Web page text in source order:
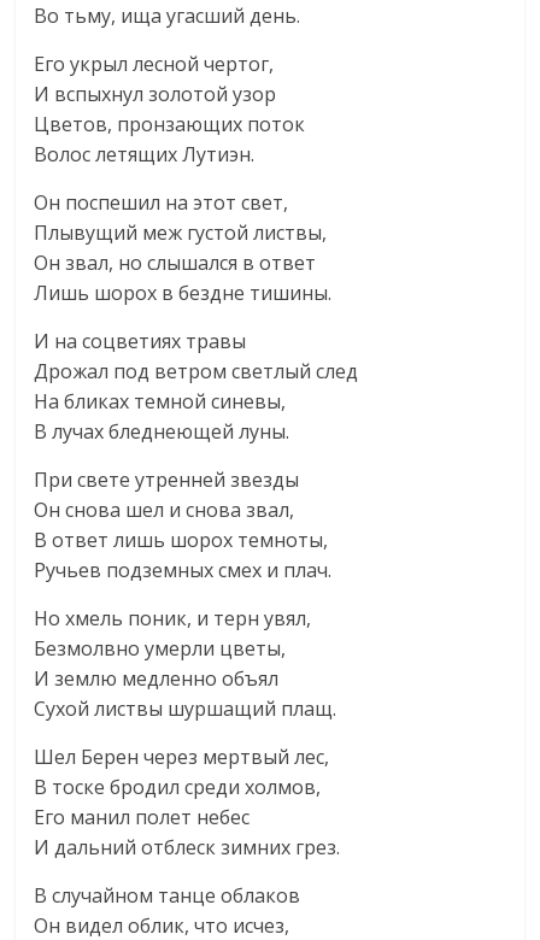
Во тьму, ища угасший день.
Его укрыл лесной чертог,
И вспыхнул золотой узор
Цветов, пронзающих поток
Волос летящих Лутиэн.
Он поспешил на этот свет,
Плывущий меж густой листвы,
Он звал, но слышался в ответ
Лишь шорох в бездне тишины.
И на соцветиях травы
Дрожал под ветром светлый след
На бликах темной синевы,
В лучах бледнеющей луны.
При свете утренней звезды
Он снова шел и снова звал,
В ответ лишь шорох темноты,
Ручьев подземных смех и плач.
Но хмель поник, и терн увял,
Безмолвно умерли цветы,
И землю медленно объял
Сухой листвы шуршащий плащ.
Шел Берен через мертвый лес,
В тоске бродил среди холмов,
Его манил полет небес
И дальний отблеск зимних грез.
В случайном танце облаков
Он видел облик, что исчез,